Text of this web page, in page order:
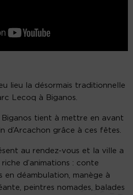
lieu la désormais traditionnelle
Lecoq à Biganos.
Biganos tient à mettre en avant
d’Arcachon grâce à ces fêtes.
au rendez-vous et la ville a
d’animations : conte
en déambulation, manège à
peintres nomades, balades